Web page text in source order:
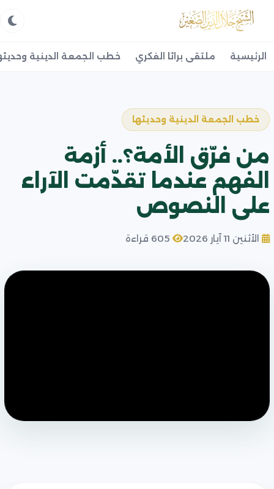
الرئيسية ملتقى براثا الفكري خطب الجمعة الدينية
خطب الجمعة الدينية وحديثها
من فرّق الأمة؟.. أزمة
الفهم عندما تقدّمت الآراء
على النصوص
الأثنين 11 آيار 2026